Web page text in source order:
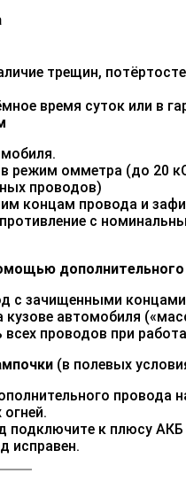
трещин,
время суток или в
в режим омметра (до 20
проводов)
концам провода и
с
с зачищенными
кузове автомобиля
всех проводов при
(в полевых
провода
подключите к плюсу
исправен.